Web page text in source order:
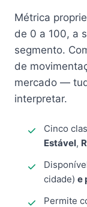
Métrica
de 0 a 100, a
segmento.
de
mercado —
interpretar.
Cinco
Estável,
cidade) e
Permite